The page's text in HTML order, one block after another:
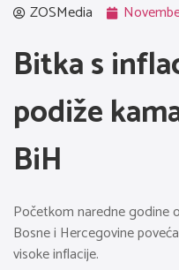
ZOSMedia
Bitka s
podiže
BiH
Početkom naredne godine
Bosne i Hercegovine
visoke inflacije.